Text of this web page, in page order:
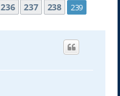
236 237 238 239